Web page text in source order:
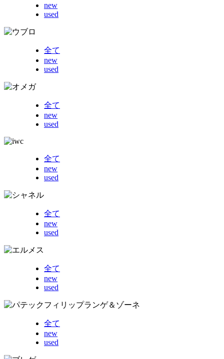
new
used
全て
new
used
全て
new
used
全て
new
used
全て
new
used
全て
new
used
全て
new
used